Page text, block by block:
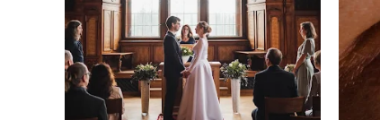
0 0